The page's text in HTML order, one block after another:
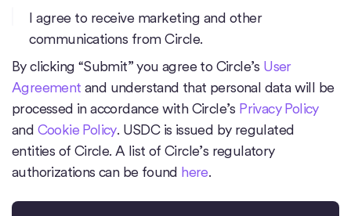
I agree to receive marketing and other
communications from Circle.
By clicking “Submit” you agree to Circle’s User
Agreement and understand that personal data will be
processed in accordance with Circle’s Privacy Policy
and Cookie Policy. USDC is issued by regulated
entities of Circle. A list of Circle’s regulatory
authorizations can be found here.